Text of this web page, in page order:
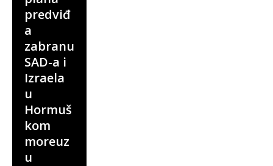
predviđ
a
zabranu
SAD-a i
Izraela
u
Hormuš
kom
moreuz
u